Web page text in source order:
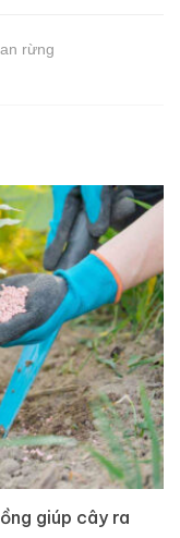
rừng
giúp cây ra